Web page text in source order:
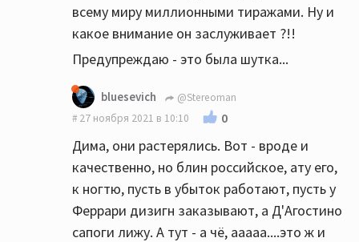
всему миру миллионными тиражами. Ну и
какое внимание он заслуживает ?!!
Предупреждаю - это была шутка...
bluesevich
@Stereoman
27 ноября 2021 в 10:10
0
Дима, они растерялись. Вот - вроде и
качественно, но блин российское, ату его,
к ногтю, пусть в убыток работают, пусть у
Феррари дизигн заказывают, а Д'Агостино
сапоги лижу. А тут - а чё, ааааа....это ж и